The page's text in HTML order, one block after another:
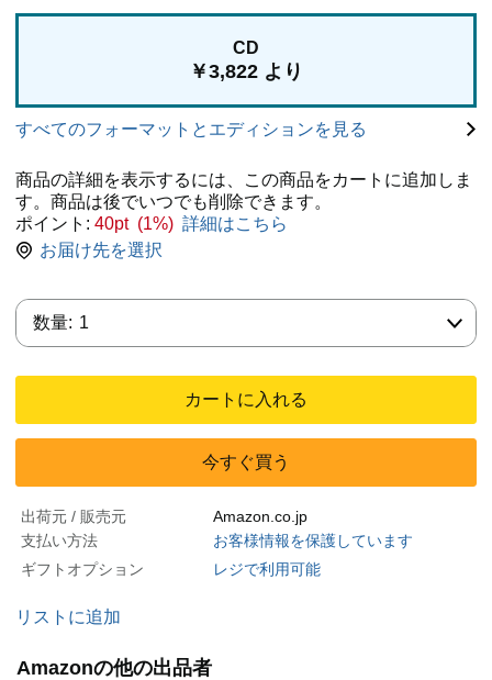
CD
￥3,822 より
すべてのフォーマットとエディションを見る
商品の詳細を表示するには、この商品をカートに追加しま
す。商品は後でいつでも削除できます。
ポイント: 40pt (1%) 詳細はこちら
お届け先を選択
数量: 1
カートに入れる
今すぐ買う
出荷元 / 販売元
Amazon.co.jp
支払い方法
お客様情報を保護しています
ギフトオプション
レジで利用可能
リストに追加
Amazonの他の出品者